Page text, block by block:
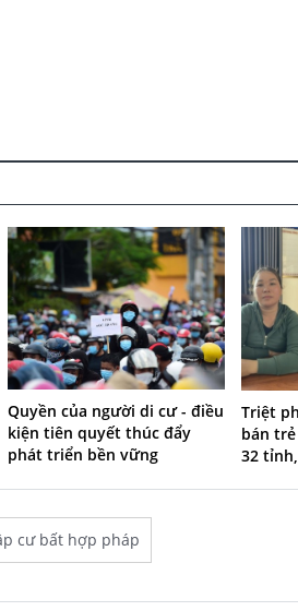
Quyền của người di cư - điều
kiện tiên quyết thúc đẩy
phát triển bền vững
Triệt
bán
32
cư bất hợp pháp